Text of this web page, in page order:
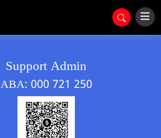
Support Admin
ABA: 000 721 250